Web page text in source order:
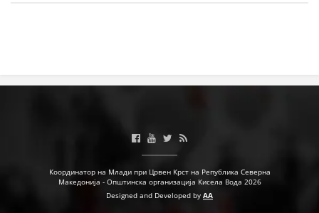
Координатор на Млади при Црвен Крст на Република Северна
Македонија - Општинска организација Кисела Вода 2026
Designed and Developed by AA